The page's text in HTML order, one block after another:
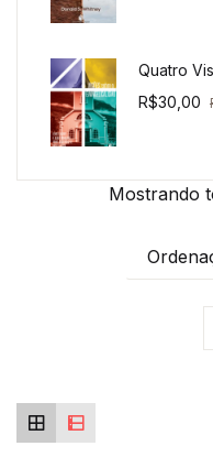
Mostrando
Quatro
R$30,00